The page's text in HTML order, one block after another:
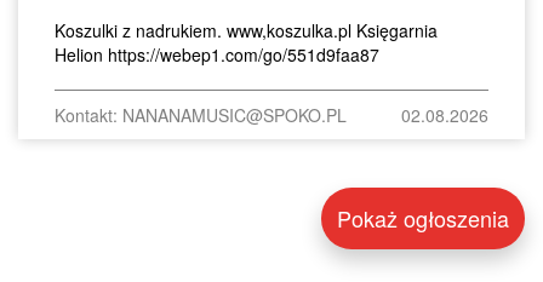
Koszulki z nadrukiem. www,koszulka.pl Księgarnia
Helion https://webep1.com/go/551d9faa87
Kontakt: NANANAMUSIC@SPOKO.PL 02.08.2026
Pokaż ogłoszenia